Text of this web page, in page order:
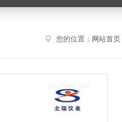
您的位置： 网站首页